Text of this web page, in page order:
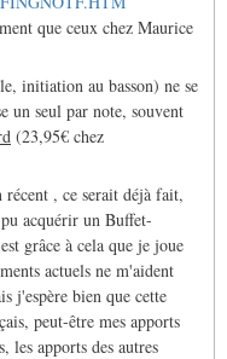
que ceux chez Maurice
initiation au basson) ne se
un seul par note, souvent
(23,95€ chez
récent , ce serait déjà fait,
acquérir un Buffet-
grâce à cela que je joue
actuels ne m'aident
j'espère bien que cette
peut-être mes apports
les apports des autres